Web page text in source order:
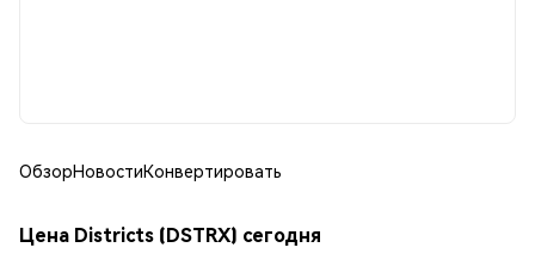
ОбзорНовостиКонвертировать
Цена Districts (DSTRX) сегодня